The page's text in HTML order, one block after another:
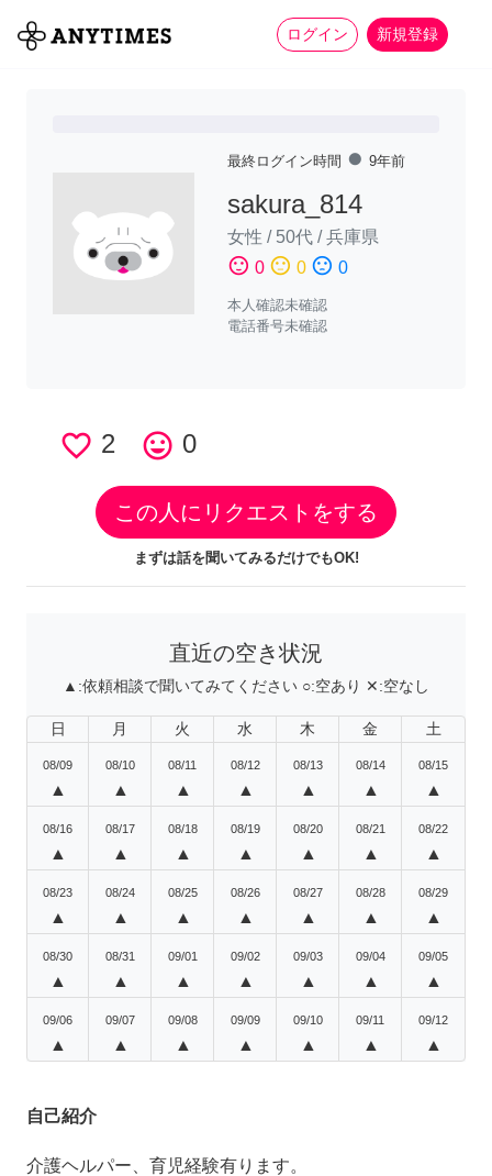
ログイン 新規登録
全て 家事 more_horiz
最終ログイン時間 fiber_manual_record 9年前
sakura_814
女性 / 50代 /兵庫県
sentiment_satisfied 0 sentiment_neutral 0 sentiment_dissatisfied 0
本人確認未確認
電話番号未確認
favorite_border 2 tag_faces 0
この人にリクエストをする
まずは話を聞いてみるだけでもOK!
直近の空き状況
▲:依頼相談で聞いてみてください ○:空あり ✕:空なし
日 月 火 水 木 金 土
08/09
▲
08/10
▲
08/11
▲
08/12
▲
08/13
▲
08/14
▲
08/15
▲
08/16
▲
08/17
▲
08/18
▲
08/19
▲
08/20
▲
08/21
▲
08/22
▲
08/23
▲
08/24
▲
08/25
▲
08/26
▲
08/27
▲
08/28
▲
08/29
▲
08/30
▲
08/31
▲
09/01
▲
09/02
▲
09/03
▲
09/04
▲
09/05
▲
09/06
▲
09/07
▲
09/08
▲
09/09
▲
09/10
▲
09/11
▲
09/12
▲
自己紹介
介護ヘルパー、育児経験有ります。